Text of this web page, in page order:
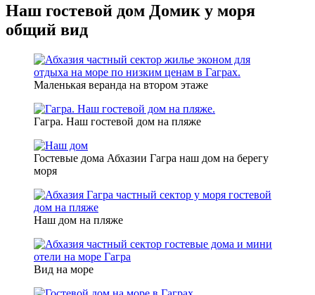
Наш гостевой дом Домик у моря
общий вид
Маленькая веранда на втором этаже
Гагра. Наш гостевой дом на пляже
Гостевые дома Абхазии Гагра наш дом на берегу
моря
Наш дом на пляже
Вид на море